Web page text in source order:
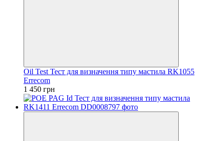
Oil Test Тест для визначення типу мастила RK1055
Errecom
1 450 грн